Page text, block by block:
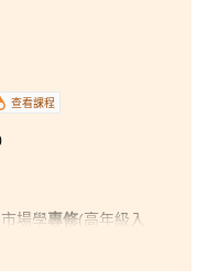
查看課程
場學專修(高年級入
)(高年級入學)